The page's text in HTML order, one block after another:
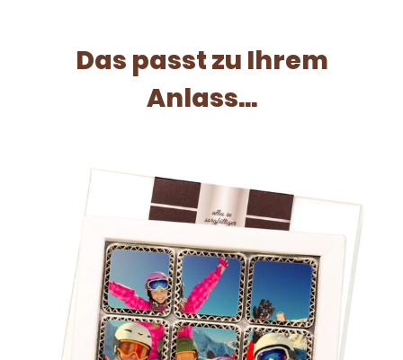
Das passt zu Ihrem
Anlass...